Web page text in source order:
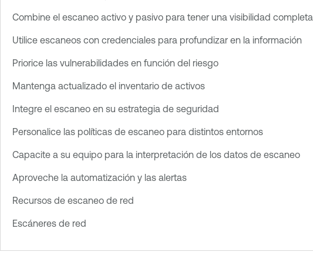
Combine el escaneo activo y pasivo para tener una visibilidad completa
Utilice escaneos con credenciales para profundizar en la información
Priorice las vulnerabilidades en función del riesgo
Mantenga actualizado el inventario de activos
Integre el escaneo en su estrategia de seguridad
Personalice las políticas de escaneo para distintos entornos
Capacite a su equipo para la interpretación de los datos de escaneo
Aproveche la automatización y las alertas
Recursos de escaneo de red
Escáneres de red